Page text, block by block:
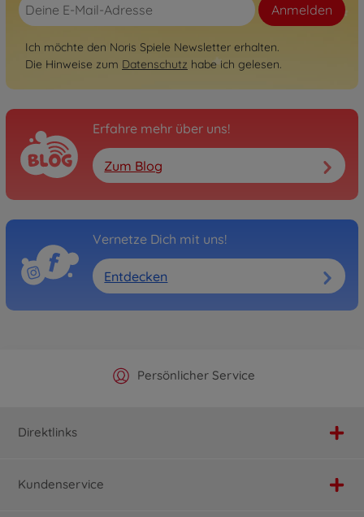
Anmelden
Ich möchte den Noris Spiele Newsletter erhalten.
Die Hinweise zum Datenschutz habe ich gelesen.
Erfahre mehr über uns!
Zum Blog
Vernetze Dich mit uns!
Entdecken
Offizieller Hersteller Shop
Persönlicher Service
Versandkostenfrei ab 25€
Schnelle Lieferung
Direktlinks
Kundenservice